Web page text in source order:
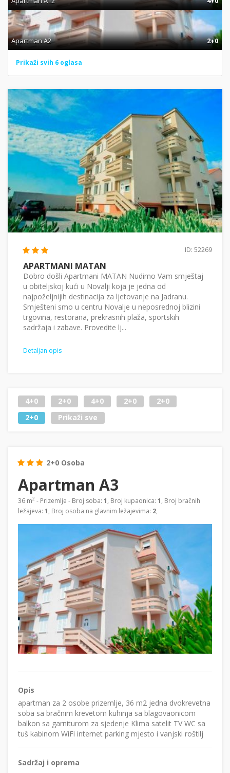
Apartman A2 2+0
Prikaži svih 6 oglasa
ID: 52269
APARTMANI MATAN
Dobro došli Apartmani MATAN Nudimo Vam smještaj
u obiteljskoj kući u Novalji koja je jedna od
najpoželjnijih destinacija za ljetovanje na Jadranu.
Smješteni smo u centru Novalje u neposrednoj blizini
trgovina, restorana, prekrasnih plaža, sportskih
sadržaja i zabave. Provedite lj...
Detaljan opis
4+0 2+0 4+0 2+0
2+0
2+0
Prikaži sve
2+0 Osoba
Apartman A3
36 m2 - Prizemlje - Broj soba: 1, Broj kupaonica: 1, Broj bračnih
ležajeva: 1, Broj osoba na glavnim ležajevima: 2,
Opis
apartman za 2 osobe prizemlje, 36 m2 jedna dvokrevetna
soba sa bračnim krevetom kuhinja sa blagovaonicom
balkon sa garniturom za sjedenje Klima satelit TV WC sa
tuš kabinom WiFi internet parking mjesto i vanjski roštilj
Sadržaj i oprema